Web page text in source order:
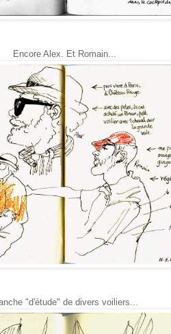
Encore Alex. Et Romain...
"d'étude" de divers voiliers...